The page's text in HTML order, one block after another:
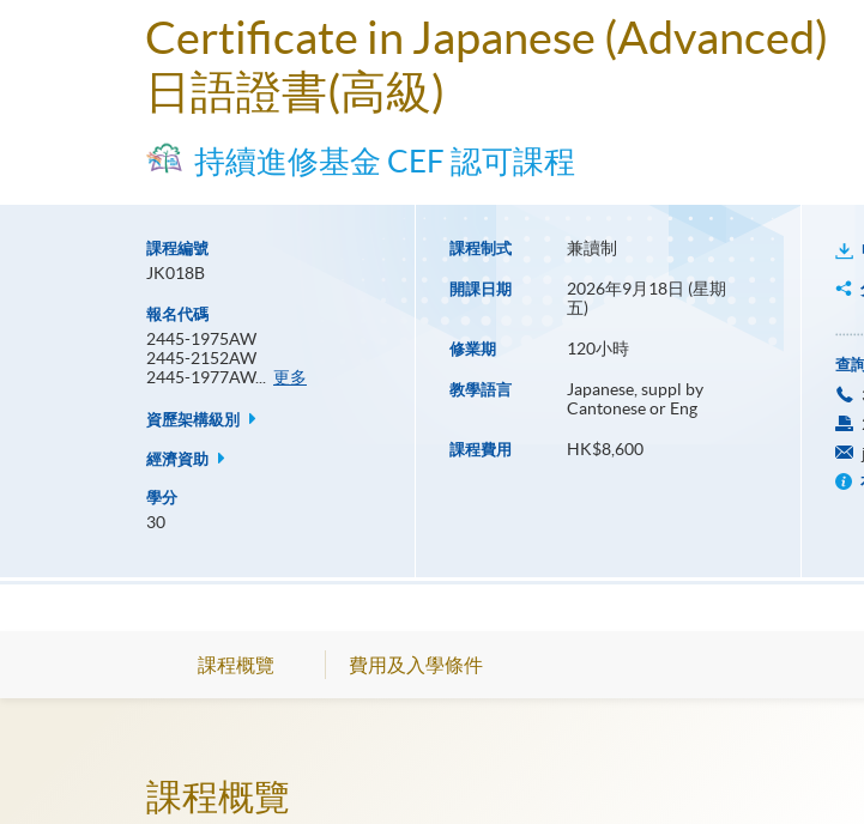
Certificate in Japanese (Advanced)
日語證書(高級)
持續進修基金 CEF 認可課程
課程編號
JK018B
報名代碼
2445-1975AW
2445-2152AW
2445-1977AW... 更多
資歷架構級別
經濟資助
學分
30
課程制式 兼讀制
開課日期
2026年9月18日 (星期
五)
修業期 120小時
教學語言
Japanese, suppl by
Cantonese or Eng
課程費用 HK$8,600
查
課程概覽 費用及入學條件
課程概覽